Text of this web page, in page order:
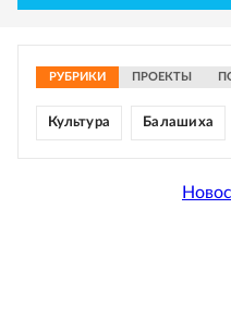
РУБРИКИ ПРОЕКТЫ
Культура Балашиха